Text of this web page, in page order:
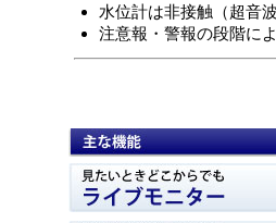
水位計は非接触（超音
注意報・警報の段階に